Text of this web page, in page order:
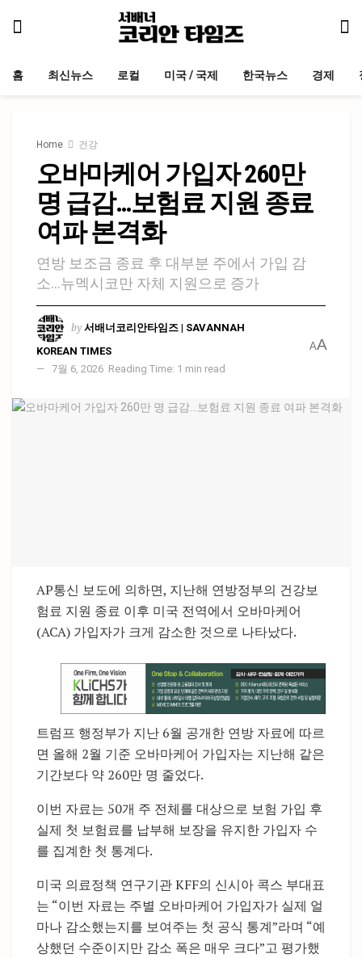
홈 최신뉴스 로컬 미국 / 국제 한국뉴스 경제
Home 건강
오바마케어 가입자 260만
명 급감…보험료 지원 종료
여파 본격화
연방 보조금 종료 후 대부분 주에서 가입 감
소…뉴멕시코만 자체 지원으로 증가
by 서배너코리안타임즈 | SAVANNAH
KOREAN TIMES
7월 6, 2026 Reading Time: 1 min read
AA
AP통신 보도에 의하면, 지난해 연방정부의 건강보
험료 지원 종료 이후 미국 전역에서 오바마케어
(ACA) 가입자가 크게 감소한 것으로 나타났다.
트럼프 행정부가 지난 6월 공개한 연방 자료에 따르
면 올해 2월 기준 오바마케어 가입자는 지난해 같은
기간보다 약 260만 명 줄었다.
이번 자료는 50개 주 전체를 대상으로 보험 가입 후
실제 첫 보험료를 납부해 보장을 유지한 가입자 수
를 집계한 첫 통계다.
미국 의료정책 연구기관 KFF의 신시아 콕스 부대표
는 “이번 자료는 주별 오바마케어 가입자가 실제 얼
마나 감소했는지를 보여주는 첫 공식 통계”라며 “예
상했던 수준이지만 감소 폭은 매우 크다”고 평가했